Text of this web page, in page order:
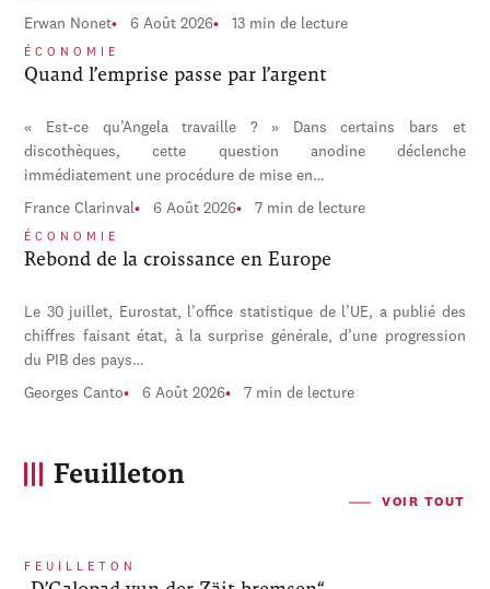
Erwan Nonet 6 Août 2026 13 min de lecture
ÉCONOMIE
Quand l’emprise passe par l’argent
« Est-ce qu’Angela travaille ? » Dans certains bars et
discothèques, cette question anodine déclenche
immédiatement une procédure de mise en…
France Clarinval 6 Août 2026 7 min de lecture
ÉCONOMIE
Rebond de la croissance en Europe
Le 30 juillet, Eurostat, l’office statistique de l’UE, a publié des
chiffres faisant état, à la surprise générale, d’une progression
du PIB des pays…
Georges Canto 6 Août 2026 7 min de lecture
Feuilleton
VOIR TOUT
FEUILLETON